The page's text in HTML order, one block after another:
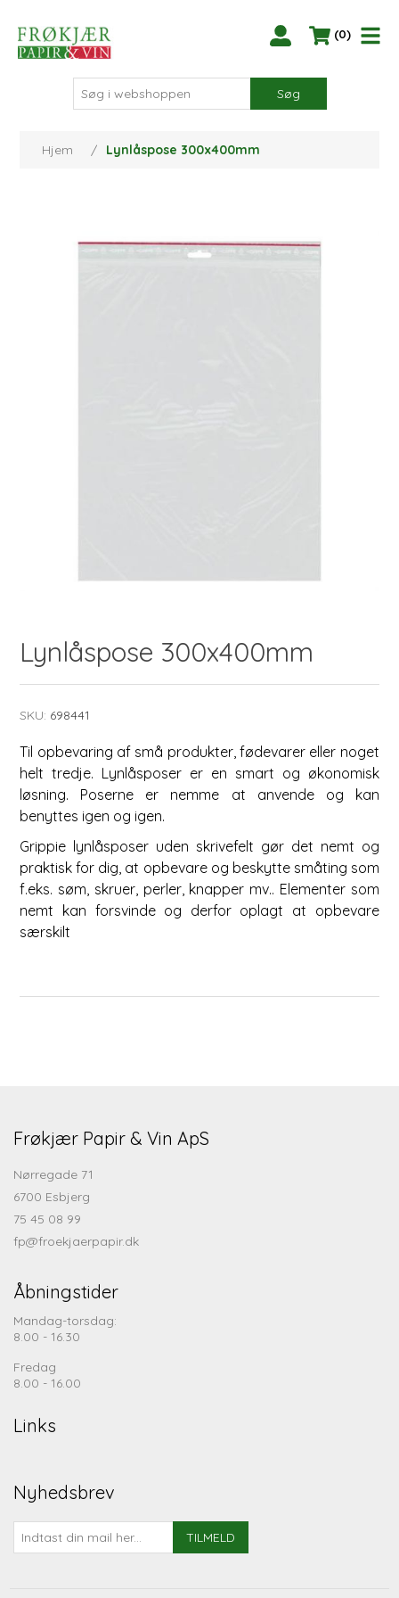
(0)
Søg
Hjem / Lynlåspose 300x400mm
Lynlåspose 300x400mm
SKU: 698441
Til opbevaring af små produkter, fødevarer eller noget
helt tredje. Lynlåsposer er en smart og økonomisk
løsning. Poserne er nemme at anvende og kan
benyttes igen og igen.
Grippie lynlåsposer uden skrivefelt gør det nemt og
praktisk for dig, at opbevare og beskytte småting som
f.eks. søm, skruer, perler, knapper mv.. Elementer som
nemt kan forsvinde og derfor oplagt at opbevare
særskilt
Frøkjær Papir & Vin ApS
Nørregade 71
6700 Esbjerg
75 45 08 99
fp@froekjaerpapir.dk
Åbningstider
Mandag-torsdag:
8.00 - 16.30
Fredag
8.00 - 16.00
Links
Nyhedsbrev
TILMELD